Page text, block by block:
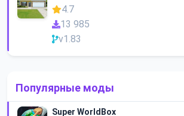
4.7
13 985
v1.83
Популярные моды
Super WorldBox